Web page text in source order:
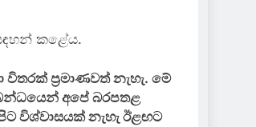
කළේය.
ප්‍රමාණවත් නැහැ. මේ
අපේ බරපතළ
විශ්වාසයක් නැහැ ඊළඟට